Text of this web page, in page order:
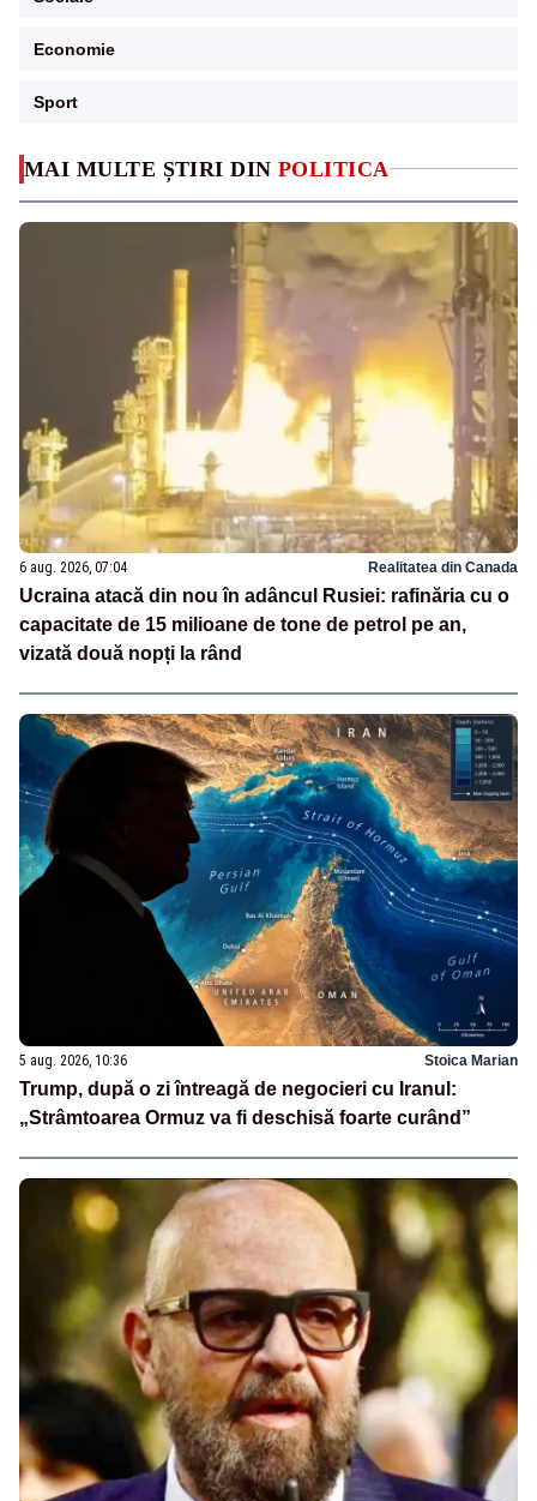
MAI MULTE ȘTIRI DIN POLITICA
6 aug. 2026, 07:04 Realitatea din Canada
Ucraina atacă din nou în adâncul Rusiei: rafinăria cu o
capacitate de 15 milioane de tone de petrol pe an,
vizată două nopți la rând
5 aug. 2026, 10:36 Stoica Marian
Trump, după o zi întreagă de negocieri cu Iranul:
„Strâmtoarea Ormuz va fi deschisă foarte curând”
Economie
Sport